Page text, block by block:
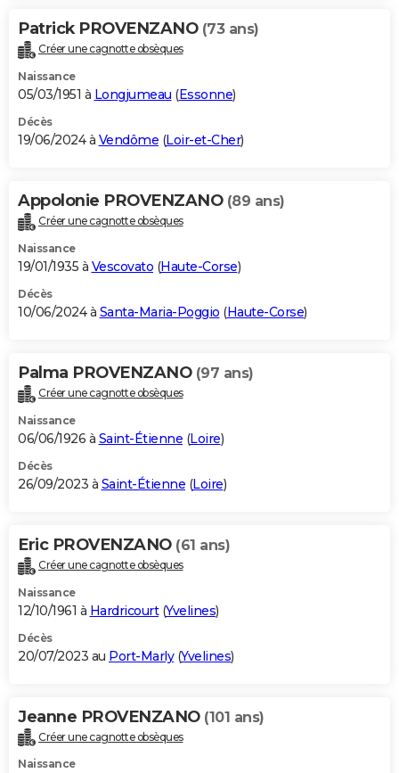
Patrick PROVENZANO (73 ans)
Créer une cagnotte obsèques
Naissance
05/03/1951 à Longjumeau (Essonne)
Décès
19/06/2024 à Vendôme (Loir-et-Cher)
Appolonie PROVENZANO (89 ans)
Créer une cagnotte obsèques
Naissance
19/01/1935 à Vescovato (Haute-Corse)
Décès
10/06/2024 à Santa-Maria-Poggio (Haute-Corse)
Palma PROVENZANO (97 ans)
Créer une cagnotte obsèques
Naissance
06/06/1926 à Saint-Étienne (Loire)
Décès
26/09/2023 à Saint-Étienne (Loire)
Eric PROVENZANO (61 ans)
Créer une cagnotte obsèques
Naissance
12/10/1961 à Hardricourt(Yvelines)
Décès
20/07/2023 au Port-Marly(Yvelines)
Jeanne PROVENZANO (101 ans)
Créer une cagnotte obsèques
Naissance